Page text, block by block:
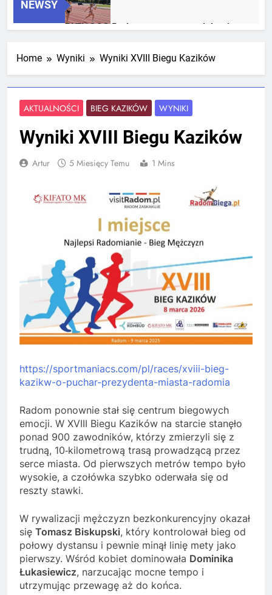
NEWSY
RLTL GGG Radom z trzema medalami
2 Tygodnie Temu
RLTL GGG Radom na podium klasyfikacji
medalowej mistrzostw Polski U23 w
Home Wyniki Wyniki XVIII Biegu Kazików
AKTUALNOŚCI BIEG KAZIKÓW WYNIKI
Wyniki XVIII Biegu Kazików
Artur 5 Miesięcy Temu 1 Mins
https://sportmaniacs.com/pl/races/xviii-bieg-
kazikw-o-puchar-prezydenta-miasta-radomia
Radom ponownie stał się centrum biegowych
emocji. W XVIII Biegu Kazików na starcie stanęło
ponad 900 zawodników, którzy zmierzyli się z
trudną, 10‑kilometrową trasą prowadzącą przez
serce miasta. Od pierwszych metrów tempo było
wysokie, a czołówka szybko oderwała się od
reszty stawki.
W rywalizacji mężczyzn bezkonkurencyjny okazał
się Tomasz Biskupski, który kontrolował bieg od
połowy dystansu i pewnie minął linię mety jako
pierwszy. Wśród kobiet dominowała Dominika
Łukasiewicz, narzucając mocne tempo i
utrzymując przewagę aż do końca.